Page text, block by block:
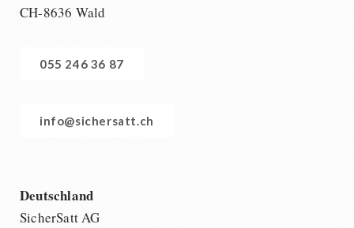
CH-8636 Wald
055 246 36 87
info@sichersatt.ch
Deutschland
SicherSatt AG